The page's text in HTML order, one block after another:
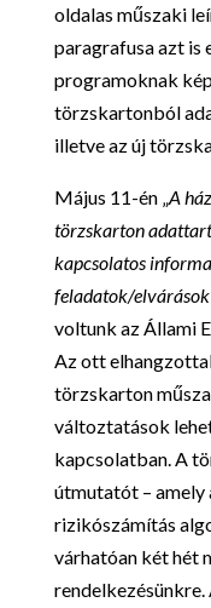
oldalas műszaki
paragrafusa azt is
programoknak
törzskartonból
illetve az új
Május 11-én „A
törzskarton
kapcsolatos
feladatok/elvárások
voltunk az Állami
Az ott
törzskarton
változtatások
kapcsolatban. A
útmutatót – amely
rizikószámítás
várhatóan két hét